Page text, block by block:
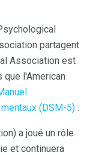
partagent
Association est
que l'American
(DSM-5) .
a joué un rôle
et continuera